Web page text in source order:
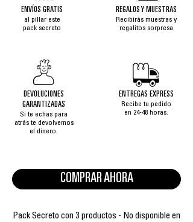
ENVÍOS GRATIS
al pillar este
pack secreto
DEVOLUCIONES
GARANTIZADAS
Si te echas para
atrás te devolvemos
el dinero.
REGALOS Y MUESTRAS
Recibirás muestras y
regalitos sorpresa
ENTREGAS EXPRESS
Recibe tu pedido
en 24-48 horas.
COMPRAR AHORA
Pack Secreto con 3 productos - No disponible en